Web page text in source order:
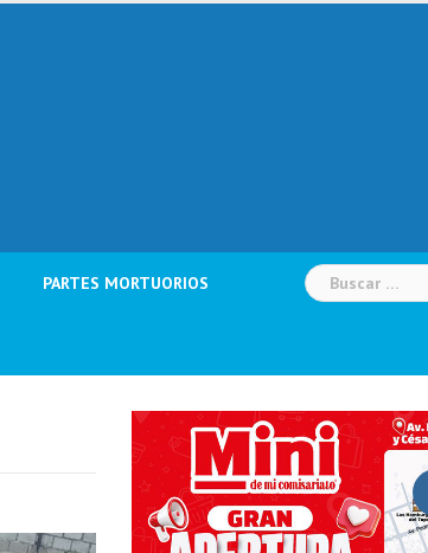
PARTES MORTUORIOS Buscar: